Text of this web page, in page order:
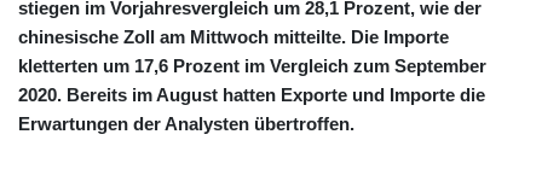
stiegen im Vorjahresvergleich um 28,1 Prozent, wie der
chinesische Zoll am Mittwoch mitteilte. Die Importe
kletterten um 17,6 Prozent im Vergleich zum September
2020. Bereits im August hatten Exporte und Importe die
Erwartungen der Analysten übertroffen.